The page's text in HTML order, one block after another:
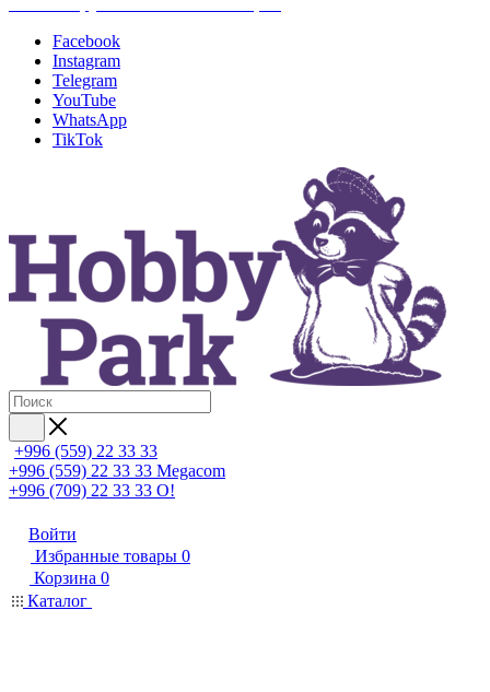
Facebook
Instagram
Telegram
YouTube
WhatsApp
TikTok
+996 (559) 22 33 33
+996 (559) 22 33 33 Megacom
+996 (709) 22 33 33 O!
Войти
Избранные товары 0
Корзина 0
Каталог